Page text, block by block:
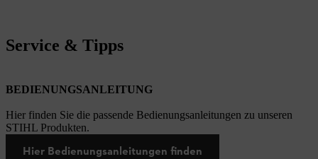
Service & Tipps
BEDIENUNGSANLEITUNG
Hier finden Sie die passende Bedienungsanleitungen zu unseren
STIHL Produkten.
Hier Bedienungsanleitungen finden